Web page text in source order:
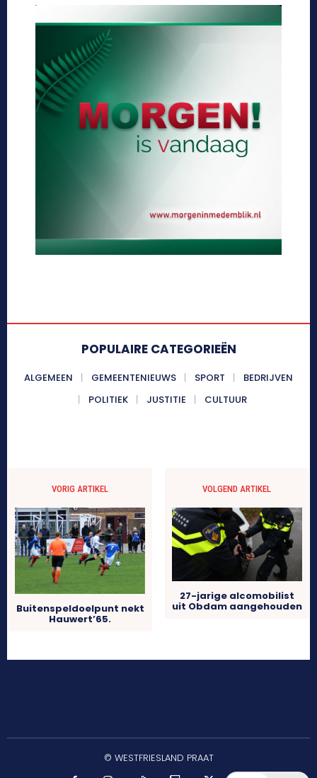
POPULAIRE CATEGORIEËN
ALGEMEEN GEMEENTENIEUWS SPORT
BEDRIJVEN
POLITIEK
JUSTITIE CULTUUR
VORIG ARTIKEL
Buitenspeldoelpunt nekt
Hauwert’65.
VOLGEND ARTIKEL
27-jarige alcomobilist
uit Obdam aangehouden
© WESTFRIESLAND PRAAT